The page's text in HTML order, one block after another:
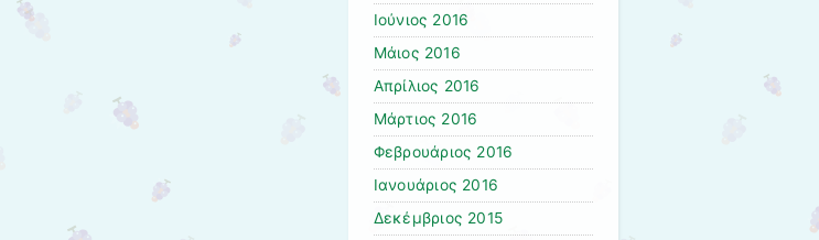
Ιούνιος 2016
Μάιος 2016
Απρίλιος 2016
Μάρτιος 2016
Φεβρουάριος 2016
Ιανουάριος 2016
Δεκέμβριος 2015